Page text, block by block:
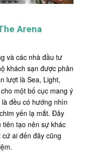
Arena
và các nhà đầu tư
khách sạn được phân
lượt là Sea, Light,
một bố cục mang ý
đều có hướng nhìn
yến lạ mắt. Đây
tạo nên sự khác
ai đến đây cũng